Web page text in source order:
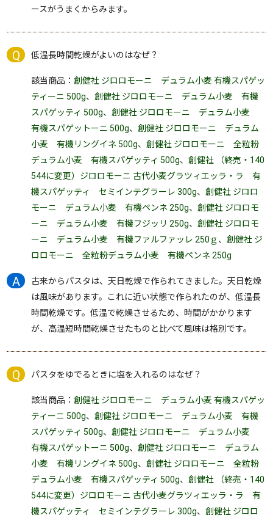
ースがうまくからみます。
低温長時間乾燥がよいのはなぜ？
該当商品：創健社 ジロロモーニ デュラム小麦 有機スパゲッ
ティーニ 500g、創健社 ジロロモーニ デュラム小麦 有機
スパゲッティ 500g、創健社 ジロロモーニ デュラム小麦
有機スパゲットーニ 500g、創健社 ジロロモーニ デュラム
小麦 有機リングイネ 500g、創健社 ジロロモーニ 全粒粉
デュラム小麦 有機スパゲッティ 500g、創健社 （終売・140
544に変更）ジロロモーニ 古代小麦グラツィエッラ・ラ 有
機スパゲッティ セミインテグラーレ 300g、創健社 ジロロ
モーニ デュラム小麦 有機ペンネ 250g、創健社 ジロロモ
ーニ デュラム小麦 有機フジッリ 250g、創健社 ジロロモ
ーニ デュラム小麦 有機ファルファッレ 250ｇ、創健社 ジ
ロロモーニ 全粒粉デュラム小麦 有機ペンネ 250g
古来からパスタは、天日乾燥で作られてきました。天日乾燥
は風味があります。これに近い状態で作られたのが、低温長
時間乾燥です。低温で乾燥させるため、時間がかかります
が、高温短時間乾燥させたものと比べて風味は格別です。
パスタをゆでるときに塩を入れるのはなぜ？
該当商品：創健社 ジロロモーニ デュラム小麦 有機スパゲッ
ティーニ 500g、創健社 ジロロモーニ デュラム小麦 有機
スパゲッティ 500g、創健社 ジロロモーニ デュラム小麦
有機スパゲットーニ 500g、創健社 ジロロモーニ デュラム
小麦 有機リングイネ 500g、創健社 ジロロモーニ 全粒粉
デュラム小麦 有機スパゲッティ 500g、創健社 （終売・140
544に変更）ジロロモーニ 古代小麦グラツィエッラ・ラ 有
機スパゲッティ セミインテグラーレ 300g、創健社 ジロロ